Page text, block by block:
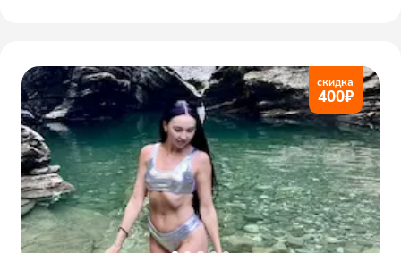
скидка
400₽